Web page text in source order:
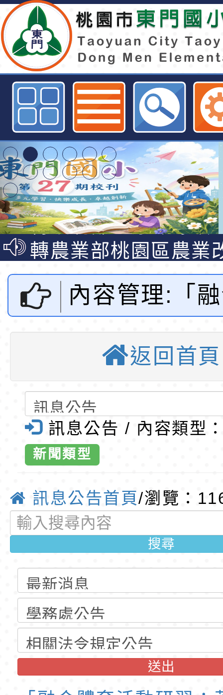
「融合體育活動研習：芬蘭木棋初
習」-桃園市東門國小全球資訊網
清華光罩教學專業論
動時代中的好老師：
教師韌性
轉環境部「淨零綠領
程」
轉農業部桃園區農業
「115年食農教育專
訓練課程」，歡迎已
育專業人員資格者報
錄取公告-桃園市桃
民小學115學年度「
理人員」甄選
東門國小115學年度
梯特教代課教師甄選
公告(尚有缺額)
錄取公告-桃園市桃
民小學115學年度「
班教師助理員」甄選
東門國小115學年度
梯特教代理教師甄選
公告(尚有缺額)
東門國小附設幼兒園
第1學期第2梯代理教
招錄取公告
東門國小115學年度
梯代理教師甄選第8
東門國小附設幼兒園
第1學期第2梯代理教
招錄取公告(尚有缺
清華光罩教學專業論
動時代中的好老師：
教師韌性
轉環境部「淨零綠領
程」
轉農業部桃園區農業
「115年食農教育專
訓練課程」，歡迎已
育專業人員資格者報
錄取公告-桃園市桃
民小學115學年度「
理人員」甄選
東門國小115學年度
梯特教代課教師甄選
公告(尚有缺額)
錄取公告-桃園市桃
民小學115學年度「
班教師助理員」甄選
東門國小115學年度
梯特教代理教師甄選
公告(尚有缺額)
東門國小附設幼兒園
第1學期第2梯代理教
東門國小115學年度
梯代理教師甄選第8
東門國小附設幼兒園
內容管理:「
活動研習：
初階運動指
習」-桃園市
全球資訊網-
返回首頁
訊息公告 / 內容類型
新聞類型
訊息公告首頁/瀏覽：
搜尋
送出